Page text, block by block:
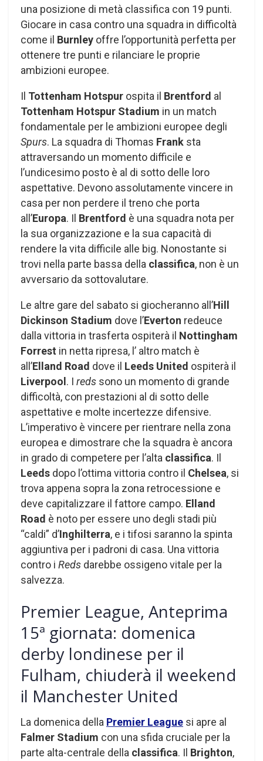
una posizione di metà classifica con 19 punti.
Giocare in casa contro una squadra in difficoltà
come il Burnley offre l’opportunità perfetta per
ottenere tre punti e rilanciare le proprie
ambizioni europee.
Il Tottenham Hotspur ospita il Brentford al
Tottenham Hotspur Stadium in un match
fondamentale per le ambizioni europee degli
Spurs. La squadra di Thomas Frank sta
attraversando un momento difficile e
l’undicesimo posto è al di sotto delle loro
aspettative. Devono assolutamente vincere in
casa per non perdere il treno che porta
all’Europa. Il Brentford è una squadra nota per
la sua organizzazione e la sua capacità di
rendere la vita difficile alle big. Nonostante si
trovi nella parte bassa della classifica, non è un
avversario da sottovalutare.
Le altre gare del sabato si giocheranno all’Hill
Dickinson Stadium dove l’Everton redeuce
dalla vittoria in trasferta ospiterà il Nottingham
Forrest in netta ripresa, l’ altro match è
all’Elland Road dove il Leeds United ospiterà il
Liverpool . I reds sono un momento di grande
difficoltà, con prestazioni al di sotto delle
aspettative e molte incertezze difensive.
L’imperativo è vincere per rientrare nella zona
europea e dimostrare che la squadra è ancora
in grado di competere per l’alta classifica. Il
Leeds dopo l’ottima vittoria contro il Chelsea, si
trova appena sopra la zona retrocessione e
deve capitalizzare il fattore campo. Elland
Road è noto per essere uno degli stadi più
“caldi” d’Inghilterra, e i tifosi saranno la spinta
aggiuntiva per i padroni di casa. Una vittoria
contro i Reds darebbe ossigeno vitale per la
salvezza.
Premier League, Anteprima
15ª giornata: domenica
derby londinese per il
Fulham, chiuderà il weekend
il Manchester United
La domenica della Premier League si apre al
Falmer Stadium con una sfida cruciale per la
parte alta-centrale della classifica. Il Brighton,